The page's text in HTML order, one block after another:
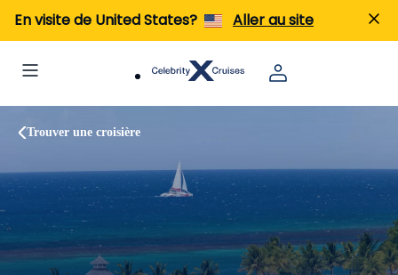
En visite de United States? Aller au site
Trouver une croisière